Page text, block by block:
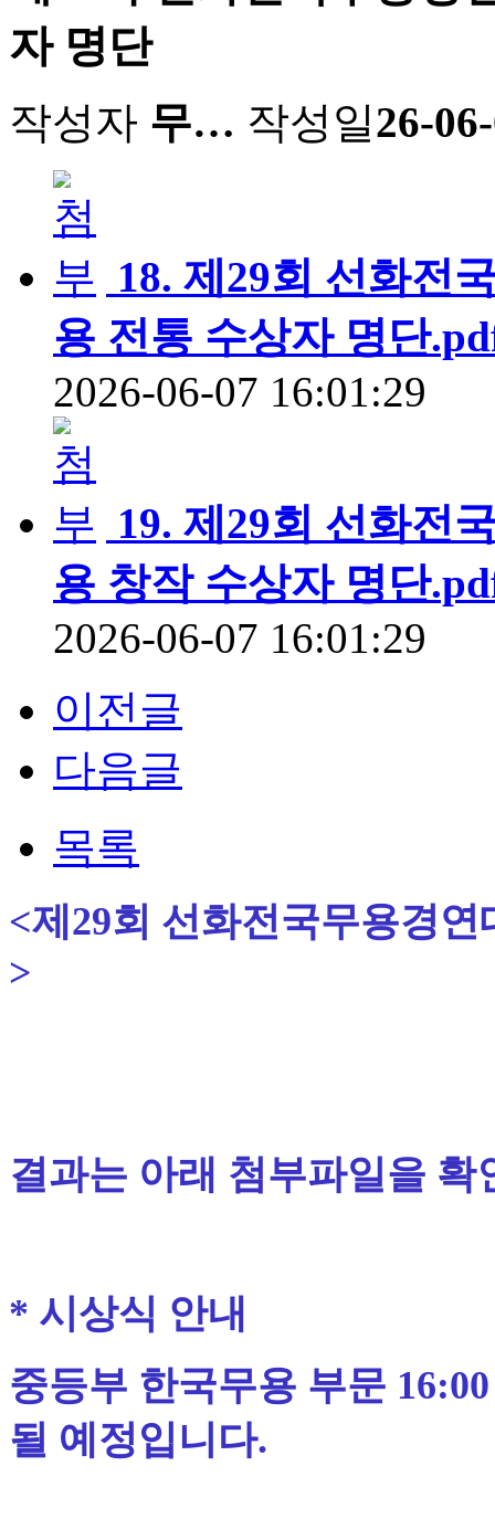
자 명단
작성자 무… 작성일26-
18. 제29회 선화전
용 전통 수상자 명단
2026-06-07 16:01:29
19. 제29회 선화전
용 창작 수상자 명단
2026-06-07 16:01:29
이전글
다음글
목록
<제29회 선화전국무용경
>
결과는 아래 첨부파일을
* 시상식 안내
중등부 한국무용 부문
될 예정입니다.